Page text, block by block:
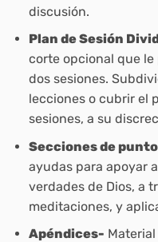
discusión.
Plan de Sesión
corte opcional que
dos sesiones.
lecciones o cubrir el
sesiones, a su
Secciones de
ayudas para apoyar
verdades de Dios, a
meditaciones, y
Apéndices-